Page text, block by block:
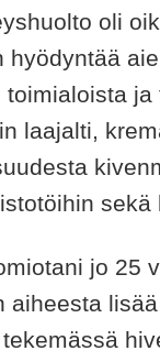
oli
laajalti,
sekä
jo 25
aiheesta